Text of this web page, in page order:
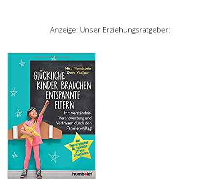
Anzeige: Unser Erziehungsratgeber: